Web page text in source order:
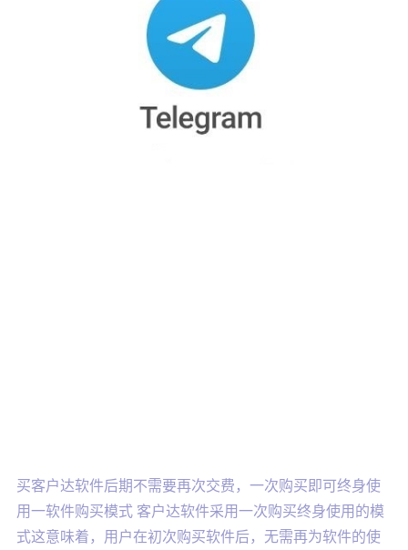
买客户达软件后期不需要再次交费，一次购买即可终身使
用一软件购买模式 客户达软件采用一次购买终身使用的模
式这意味着，用户在初次购买软件后，无需再为软件的使